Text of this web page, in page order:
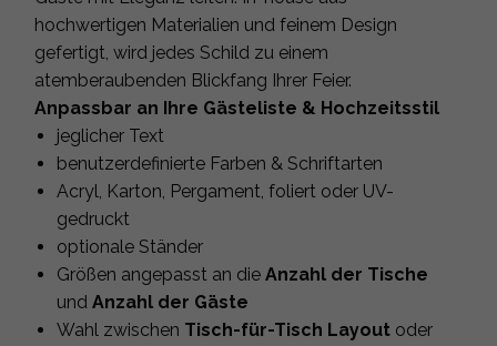
hochwertigen Materialien und feinem Design
gefertigt, wird jedes Schild zu einem
atemberaubenden Blickfang Ihrer Feier.
Anpassbar an Ihre Gästeliste & Hochzeitsstil
jeglicher Text
benutzerdefinierte Farben & Schriftarten
Acryl, Karton, Pergament, foliert oder UV-
gedruckt
optionale Ständer
Größen angepasst an die Anzahl der Tische
und Anzahl der Gäste
Wahl zwischen Tisch-für-Tisch Layout oder